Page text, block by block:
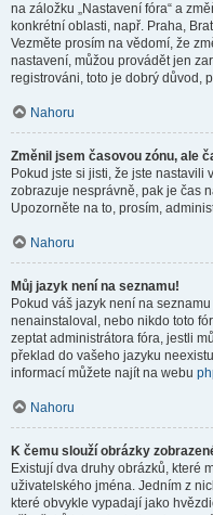
na záložku „Nastavení fóra“ a
konkrétní oblasti, např. Praha,
Vezměte prosím na vědomí, že
nastavení, můžou provádět jen
registrováni, toto je dobrý důvod,
Nahoru
Změnil jsem časovou zónu, ale
Pokud jste si jisti, že jste nastavili
zobrazuje nesprávně, pak je čas
Upozorněte na to, prosím,
Nahoru
Můj jazyk není na seznamu!
Pokud váš jazyk není na
nenainstaloval, nebo nikdo toto
zeptat administrátora fóra, jestli
překlad do vašeho jazyku
informací můžete najít na webu
Nahoru
K čemu slouží obrázky
Existují dva druhy obrázků, které
uživatelského jména. Jedním z
které obvykle vypadají jako